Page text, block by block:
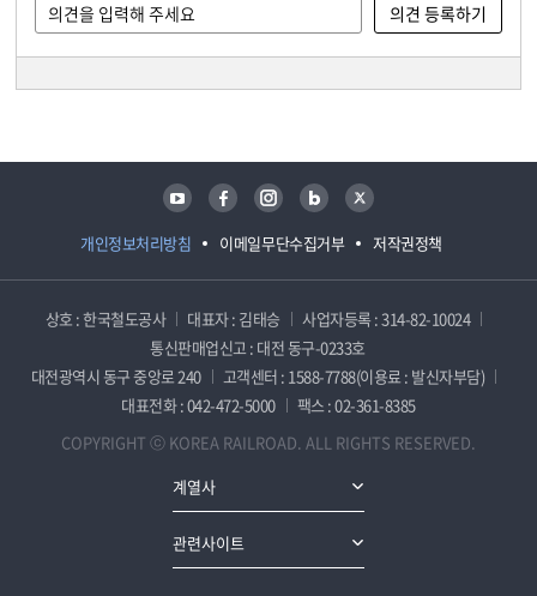
개인정보처리방침 이메일무단수집거부 저작권정책
유튜브 페이스북 인스타그램 블로그 트위터
상호 : 한국철도공사 대표자 : 김태승
사업자등록 : 314-82-10024
통신판매업신고 : 대전 동구-0233호
대전광역시 동구 중앙로 240
고객센터 : 1588-7788(이용료 : 발신자부담)
대표전화 : 042-472-5000
팩스 : 02-361-8385
COPYRIGHT ⓒ KOREA RAILROAD. ALL RIGHTS RESERVED.
계열사
관련사이트